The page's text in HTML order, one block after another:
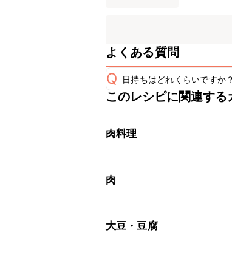
よくある質問
Q 日持ちはどれくらいですか？
保存期間は冷蔵で翌日中が
※日持ちは目安です。
このレシピに関連する
肉料理
肉
大豆・豆腐